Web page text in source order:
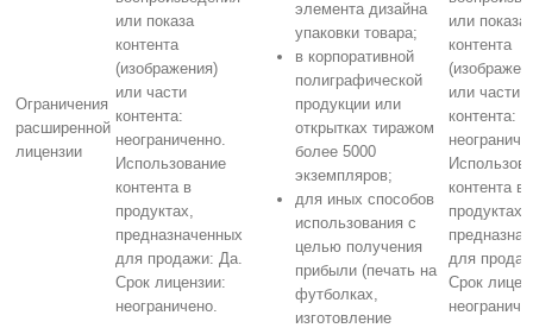
Ограничения
расширенной
лицензии
или показа
контента
(изображения)
или части
контента:
неограниченно.
Использование
контента в
продуктах,
предназначенных
для продажи: Да.
Срок лицензии:
неограничено.
элемента дизайна
упаковки товара;
в корпоративной
полиграфической
продукции или
открытках тиражом
более 5000
экземпляров;
для иных способов
использования с
целью получения
прибыли (печать на
футболках,
изготовление
или показа
контента
или части
контента:
контента в
продуктах,
для
Срок